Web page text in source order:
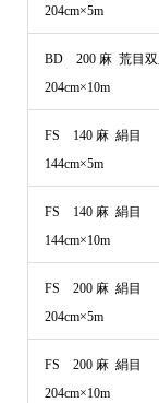
204cm×5m
BD 200 麻 荒目双
204cm×10m
FS 140 麻 絹目
144cm×5m
FS 140 麻 絹目
144cm×10m
FS 200 麻 絹目
204cm×5m
FS 200 麻 絹目
204cm×10m